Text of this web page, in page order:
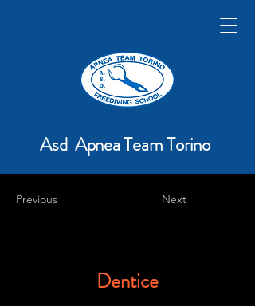
Asd Apnea Team Torino
Previous Next
Dentice